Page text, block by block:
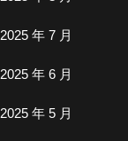
2025 年 7 月
2025 年 6 月
2025 年 5 月